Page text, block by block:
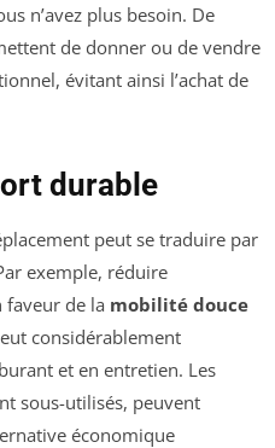
n’avez plus besoin. De
de donner ou de vendre
évitant ainsi l’achat de
durable
peut se traduire par
exemple, réduire
faveur de la mobilité douce
considérablement
et en entretien. Les
sous-utilisés, peuvent
économique